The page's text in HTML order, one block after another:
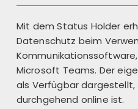
Mit dem Status Holder
Datenschutz beim
Microsoft Teams. Der
als Verfügbar dargestellt,
durchgehend online ist.